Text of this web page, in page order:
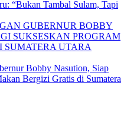
“Bukan Tambal Sulam, Tapi
Bobby Nasution, Siap
Bergizi Gratis di Sumatera